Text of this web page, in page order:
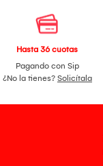
Hasta 36 cuotas
Pagando con Sip
¿No la tienes? Solicítala